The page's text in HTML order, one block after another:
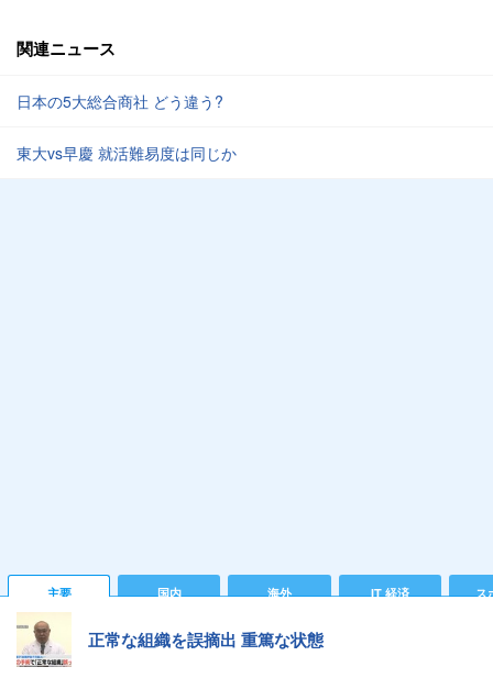
関連ニュース
日本の5大総合商社 どう違う?
東大vs早慶 就活難易度は同じか
主要 国内 海外 IT 経済 ス
正常な組織を誤摘出 重篤な状態